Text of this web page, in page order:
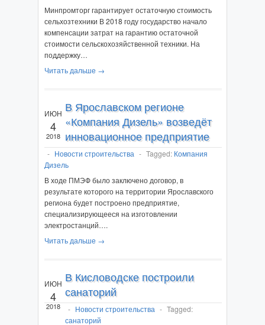
Минпромторг гарантирует остаточную стоимость
сельхозтехники В 2018 году государство начало
компенсации затрат на гарантию остаточной
стоимости сельскохозяйственной техники. На
поддержку…
Читать дальше →
ИЮН
4
2018
В Ярославском регионе
«Компания Дизель» возведёт
инновационное предприятие
- Новости строительства - Tagged: Компания
Дизель
В ходе ПМЭФ было заключено договор, в
результате которого на территории Ярославского
региона будет построено предприятие,
специализирующееся на изготовлении
электростанций….
Читать дальше →
ИЮН
4
2018
В Кисловодске построили
санаторий
- Новости строительства - Tagged:
санаторий